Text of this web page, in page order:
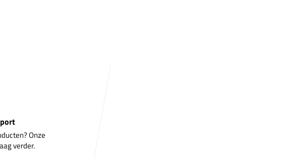
Onze
verder.